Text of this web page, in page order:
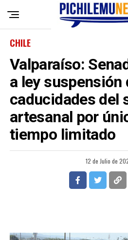
CHILE
Valparaíso:
a ley suspensión
caducidades del
artesanal por
tiempo limitado
12 de Julio de